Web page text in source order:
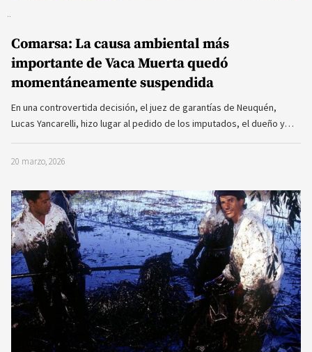
Comarsa: La causa ambiental más
importante de Vaca Muerta quedó
momentáneamente suspendida
En una controvertida decisión, el juez de garantías de Neuquén,
Lucas Yancarelli, hizo lugar al pedido de los imputados, el dueño y…
20 marzo, 2026